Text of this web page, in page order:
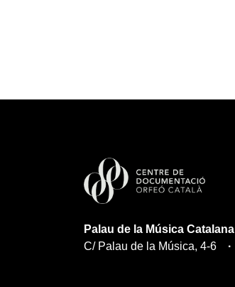
Palau de la Música Catalana
C/ Palau de la Música, 4-6